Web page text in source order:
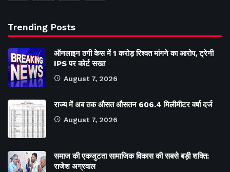
Trending Posts
ऑनलाइन ठगी केस में 1 करोड़ रिश्वत मांगने का आरोप, ट्रेनी
IPS पर कोर्ट सख्त
August 7, 2026
राज्य में अब तक औसत औसतन 606.4 मिलीमीटर वर्षा दर्ज
August 7, 2026
समाज की एकजुटता सामाजिक विकास की सबसे बड़ी शक्ति:
राजेश अग्रवाल